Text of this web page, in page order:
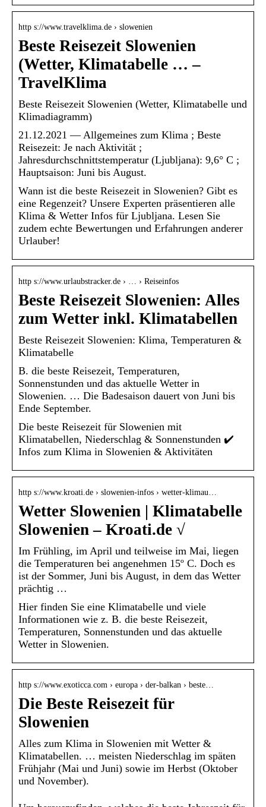
http s://www.travelklima.de › slowenien
Beste Reisezeit Slowenien
(Wetter, Klimatabelle … –
TravelKlima
Beste Reisezeit Slowenien (Wetter, Klimatabelle und
Klimadiagramm)
21.12.2021 — Allgemeines zum Klima ; Beste
Reisezeit: Je nach Aktivität ;
Jahresdurchschnittstemperatur (Ljubljana): 9,6° C ;
Hauptsaison: Juni bis August.
Wann ist die beste Reisezeit in Slowenien? Gibt es
eine Regenzeit? Unsere Experten präsentieren alle
Klima & Wetter Infos für Ljubljana. Lesen Sie
zudem echte Bewertungen und Erfahrungen anderer
Urlauber!
http s://www.urlaubstracker.de › … › Reiseinfos
Beste Reisezeit Slowenien: Alles
zum Wetter inkl. Klimatabellen
Beste Reisezeit Slowenien: Klima, Temperaturen &
Klimatabelle
B. die beste Reisezeit, Temperaturen,
Sonnenstunden und das aktuelle Wetter in
Slowenien. … Die Badesaison dauert von Juni bis
Ende September.
Die beste Reisezeit für Slowenien mit
Klimatabellen, Niederschlag & Sonnenstunden ✔️
Infos zum Klima in Slowenien & Aktivitäten
http s://www.kroati.de › slowenien-infos › wetter-klimau…
Wetter Slowenien | Klimatabelle
Slowenien – Kroati.de √
Im Frühling, im April und teilweise im Mai, liegen
die Temperaturen bei angenehmen 15º C. Doch es
ist der Sommer, Juni bis August, in dem das Wetter
prächtig …
Hier finden Sie eine Klimatabelle und viele
Informationen wie z. B. die beste Reisezeit,
Temperaturen, Sonnenstunden und das aktuelle
Wetter in Slowenien.
http s://www.exoticca.com › europa › der-balkan › beste…
Die Beste Reisezeit für
Slowenien
Alles zum Klima in Slowenien mit Wetter &
Klimatabellen. … meisten Niederschlag im späten
Frühjahr (Mai und Juni) sowie im Herbst (Oktober
und November).